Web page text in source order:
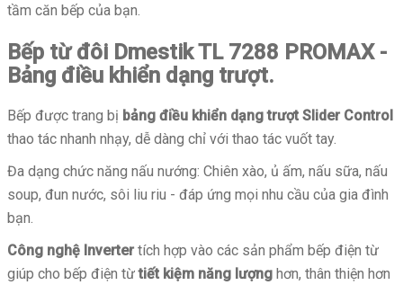
tầm căn bếp của bạn.
Bếp từ đôi Dmestik TL 7288 PROMAX -
Bảng điều khiển dạng trượt.
Bếp được trang bị bảng điều khiển dạng trượt Slider Control
thao tác nhanh nhạy, dễ dàng chỉ với thao tác vuốt tay.
Đa dạng chức năng nấu nướng: Chiên xào, ủ ấm, nấu sữa, nấu
soup, đun nước, sôi liu riu - đáp ứng mọi nhu cầu của gia đình
bạn.
Công nghệ Inverter tích hợp vào các sản phẩm bếp điện từ
giúp cho bếp điện từtiết kiệm năng lượng hơn, thân thiện hơn